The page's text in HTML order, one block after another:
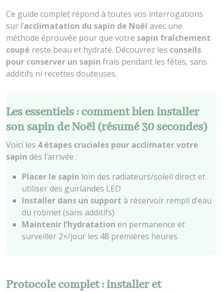
Ce guide complet répond à toutes vos interrogations
sur l’acclimatation du sapin de Noël avec une
méthode éprouvée pour que votre sapin fraîchement
coupé reste beau et hydraté. Découvrez les conseils
pour conserver un sapin frais pendant les fêtes, sans
additifs ni recettes douteuses.
Les essentiels : comment bien installer
son sapin de Noël (résumé 30 secondes)
Voici les 4 étapes cruciales pour acclimater votre
sapin dès l’arrivée :
Placer le sapin loin des radiateurs/soleil direct et
utiliser des guirlandes LED
Installer dans un support à réservoir rempli d’eau
du robinet (sans additifs)
Maintenir l’hydratation en permanence et
surveiller 2×/jour les 48 premières heures
Protocole complet : installer et